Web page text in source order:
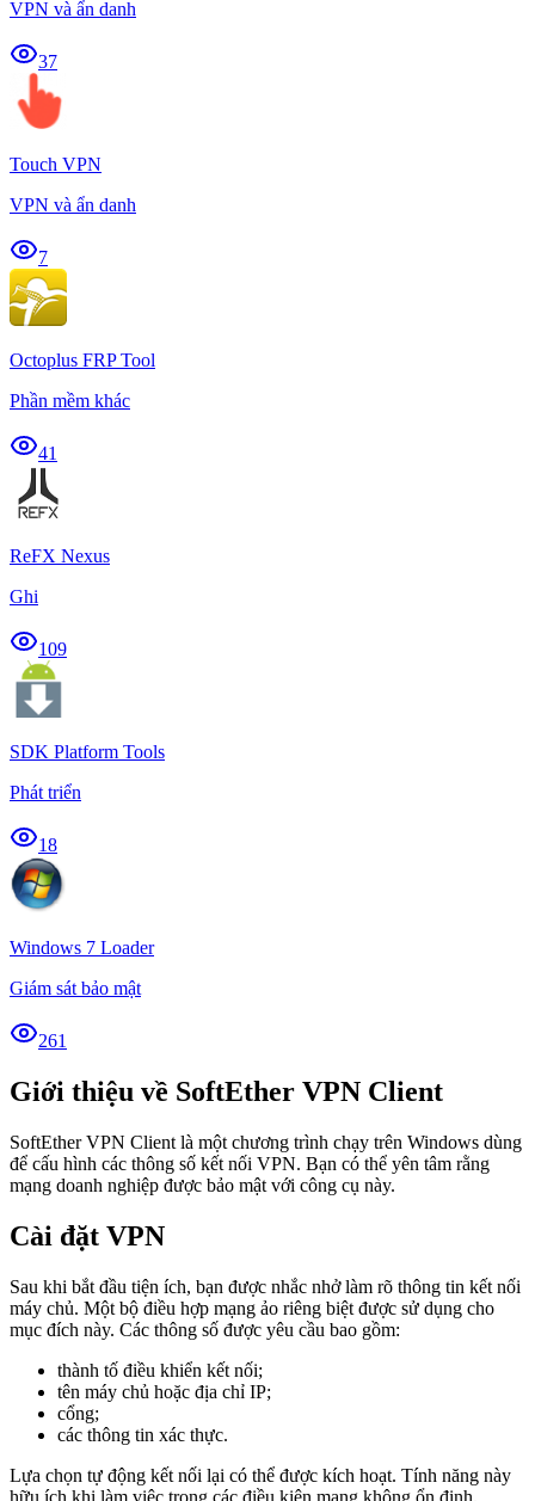
VPN và ẩn danh
37
Touch VPN
VPN và ẩn danh
7
Octoplus FRP Tool
Phần mềm khác
41
ReFX Nexus
Ghi
109
SDK Platform Tools
Phát triển
18
Windows 7 Loader
Giám sát bảo mật
261
Giới thiệu về SoftEther VPN Client
SoftEther VPN Client là một chương trình chạy trên Windows dùng
để cấu hình các thông số kết nối VPN. Bạn có thể yên tâm rằng
mạng doanh nghiệp được bảo mật với công cụ này.
Cài đặt VPN
Sau khi bắt đầu tiện ích, bạn được nhắc nhở làm rõ thông tin kết nối
máy chủ. Một bộ điều hợp mạng ảo riêng biệt được sử dụng cho
mục đích này. Các thông số được yêu cầu bao gồm:
thành tố điều khiển kết nối;
tên máy chủ hoặc địa chỉ IP;
cổng;
các thông tin xác thực.
Lựa chọn tự động kết nối lại có thể được kích hoạt. Tính năng này
hữu ích khi làm việc trong các điều kiện mạng không ổn định.